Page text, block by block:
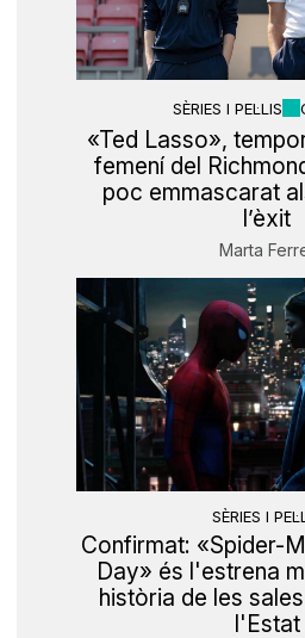
SÈRIES I PEL·LIS
«Ted Lasso»,
femení del
poc emmascarat
l’èxit
Marta
SÈRIES I
Confirmat: «Spider-
Day» és l'estrena
història de les
l'Estat